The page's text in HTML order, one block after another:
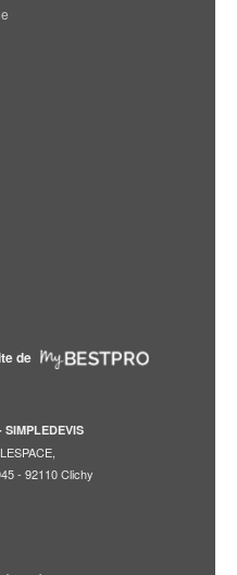
de
SIMPLEDEVIS
- 92110 Clichy